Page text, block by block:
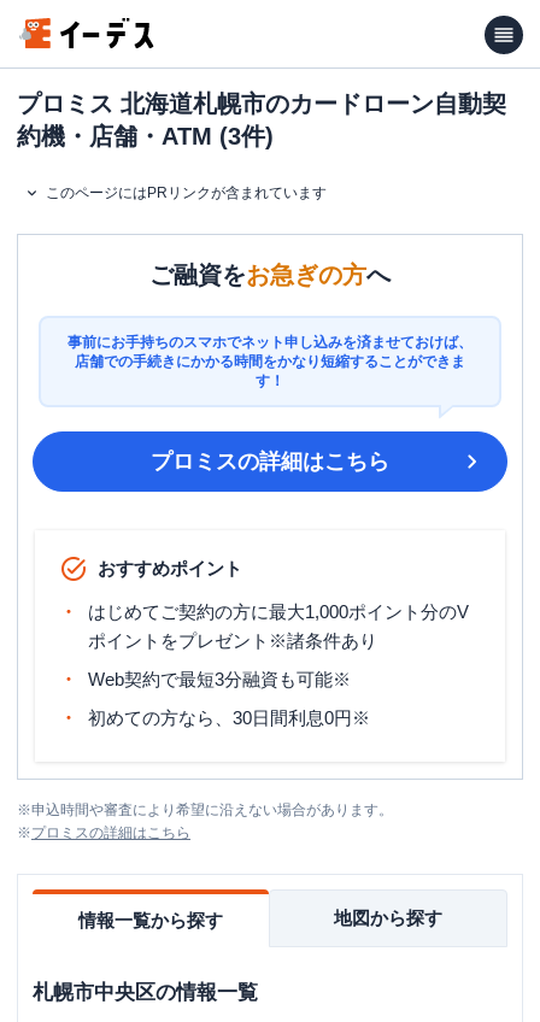
プロミス 北海道札幌市のカードローン自動契
約機・店舗・ATM (3件)
このページにはPRリンクが含まれています
ご融資をお急ぎの方へ
事前にお手持ちのスマホでネット申し込みを済ませておけば、
店舗での手続きにかかる時間をかなり短縮することができま
す！
プロミスの詳細はこちら
おすすめポイント
はじめてご契約の方に最大1,000ポイント分のV
ポイントをプレゼント※諸条件あり
Web契約で最短3分融資も可能※
初めての方なら、30日間利息0円※
※申込時間や審査により希望に沿えない場合があります。
※プロミスの詳細はこちら
情報一覧から探す 地図から探す
札幌市中央区の情報一覧